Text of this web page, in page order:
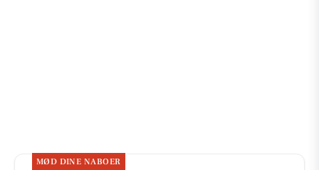
MØD DINE NABOER